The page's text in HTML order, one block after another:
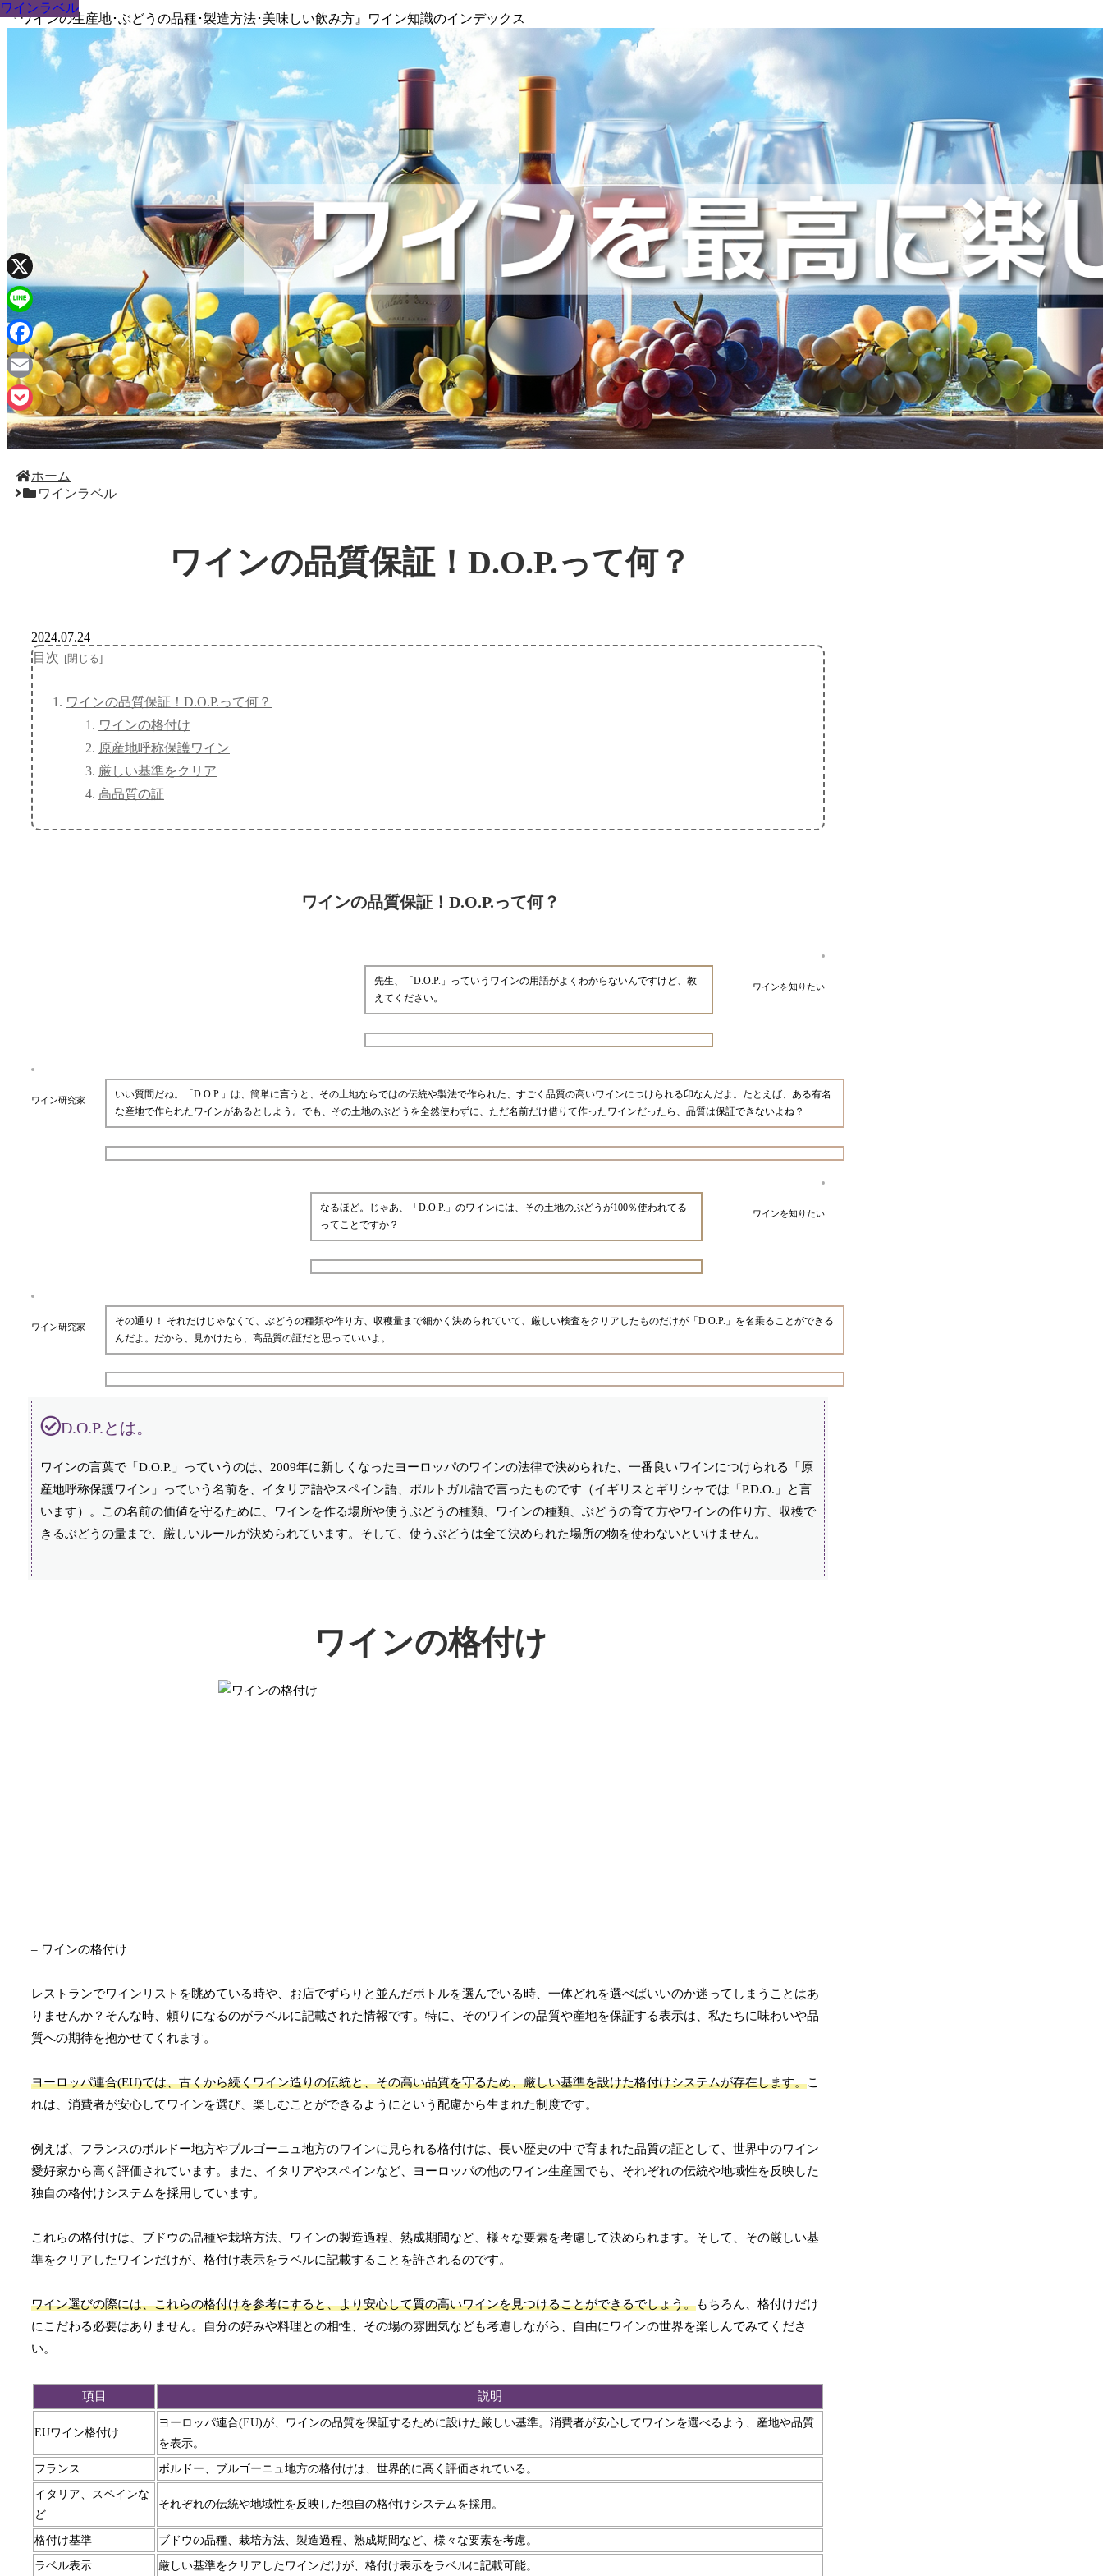
『ワインの生産地･ぶどうの品種･製造方法･美味しい飲み方』ワイン知識のインデックス
ホーム
ワインラベル
ワインの品質保証！D.O.P.って何？
ワインラベル
2024.07.24
目次
ワインの品質保証！D.O.P.って何？
ワインの格付け
原産地呼称保護ワイン
厳しい基準をクリア
高品質の証
ワインの品質保証！D.O.P.って何？
ワインを知りたい
先生、「D.O.P.」っていうワインの用語がよくわからないんですけど、教
えてください。
ワイン研究家
いい質問だね。「D.O.P.」は、簡単に言うと、その土地ならではの伝統や製法で作られた、すごく品質の高いワインにつけられる印なんだよ。たとえば、ある有名
な産地で作られたワインがあるとしよう。でも、その土地のぶどうを全然使わずに、ただ名前だけ借りて作ったワインだったら、品質は保証できないよね？
ワインを知りたい
なるほど。じゃあ、「D.O.P.」のワインには、その土地のぶどうが100％使われてる
ってことですか？
ワイン研究家
その通り！ それだけじゃなくて、ぶどうの種類や作り方、収穫量まで細かく決められていて、厳しい検査をクリアしたものだけが「D.O.P.」を名乗ることができる
んだよ。だから、見かけたら、高品質の証だと思っていいよ。
D.O.P.とは。
ワインの言葉で「D.O.P.」っていうのは、2009年に新しくなったヨーロッパのワインの法律で決められた、一番良いワインにつけられる「原
産地呼称保護ワイン」っていう名前を、イタリア語やスペイン語、ポルトガル語で言ったものです（イギリスとギリシャでは「P.D.O.」と言
います）。この名前の価値を守るために、ワインを作る場所や使うぶどうの種類、ワインの種類、ぶどうの育て方やワインの作り方、収穫で
きるぶどうの量まで、厳しいルールが決められています。そして、使うぶどうは全て決められた場所の物を使わないといけません。
ワインの格付け
– ワインの格付け
レストランでワインリストを眺めている時や、お店でずらりと並んだボトルを選んでいる時、一体どれを選べばいいのか迷ってしまうことはあ
りませんか？そんな時、頼りになるのがラベルに記載された情報です。特に、そのワインの品質や産地を保証する表示は、私たちに味わいや品
質への期待を抱かせてくれます。
ヨーロッパ連合(EU)では、古くから続くワイン造りの伝統と、その高い品質を守るため、厳しい基準を設けた格付けシステムが存在します。こ
れは、消費者が安心してワインを選び、楽しむことができるようにという配慮から生まれた制度です。
例えば、フランスのボルドー地方やブルゴーニュ地方のワインに見られる格付けは、長い歴史の中で育まれた品質の証として、世界中のワイン
愛好家から高く評価されています。また、イタリアやスペインなど、ヨーロッパの他のワイン生産国でも、それぞれの伝統や地域性を反映した
独自の格付けシステムを採用しています。
これらの格付けは、ブドウの品種や栽培方法、ワインの製造過程、熟成期間など、様々な要素を考慮して決められます。そして、その厳しい基
準をクリアしたワインだけが、格付け表示をラベルに記載することを許されるのです。
ワイン選びの際には、これらの格付けを参考にすると、より安心して質の高いワインを見つけることができるでしょう。もちろん、格付けだけ
にこだわる必要はありません。自分の好みや料理との相性、その場の雰囲気なども考慮しながら、自由にワインの世界を楽しんでみてくださ
い。
項目 説明
EUワイン格付け
ヨーロッパ連合(EU)が、ワインの品質を保証するために設けた厳しい基準。消費者が安心してワインを選べるよう、産地や品質
を表示。
フランス ボルドー、ブルゴーニュ地方の格付けは、世界的に高く評価されている。
イタリア、スペインな
ど
それぞれの伝統や地域性を反映した独自の格付けシステムを採用。
格付け基準 ブドウの品種、栽培方法、製造過程、熟成期間など、様々な要素を考慮。
ラベル表示 厳しい基準をクリアしたワインだけが、格付け表示をラベルに記載可能。
ワインラベル
ワインラベル
ワインラベル
ワインラベル
ワインラベル
ワインラベル
ワインラベル
ワインラベル
X
Line
Facebook
Email
Pocket